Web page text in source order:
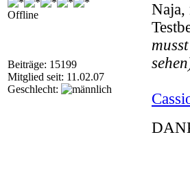
Offline
Beiträge: 15199
Mitglied seit: 11.02.07
Geschlecht:
Naja,